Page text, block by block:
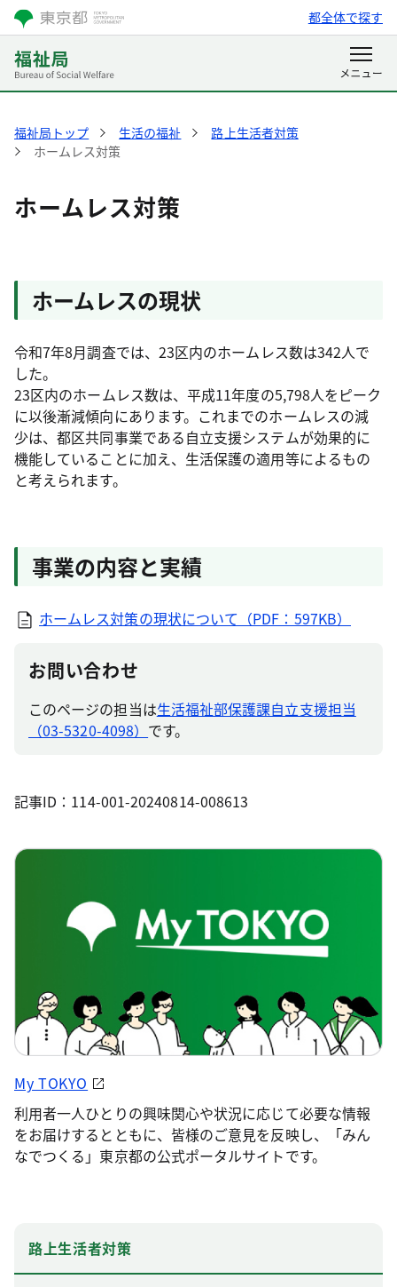
都全体で探す
福祉局トップ 生活の福祉
路上生活者対策
ホームレス対策
ホームレス対策
ホームレスの現状
令和7年8月調査では、23区内のホームレス数は342人で
した。
23区内のホームレス数は、平成11年度の5,798人をピーク
に以後漸減傾向にあります。これまでのホームレスの減
少は、都区共同事業である自立支援システムが効果的に
機能していることに加え、生活保護の適用等によるもの
と考えられます。
事業の内容と実績
ホームレス対策の現状について（PDF：597KB）
お問い合わせ
このページの担当は生活福祉部保護課自立支援担当
（03-5320-4098） です。
記事ID：114-001-20240814-008613
My TOKYO
利用者一人ひとりの興味関心や状況に応じて必要な情報
をお届けするとともに、皆様のご意見を反映し、「みん
なでつくる」東京都の公式ポータルサイトです。
路上生活者対策